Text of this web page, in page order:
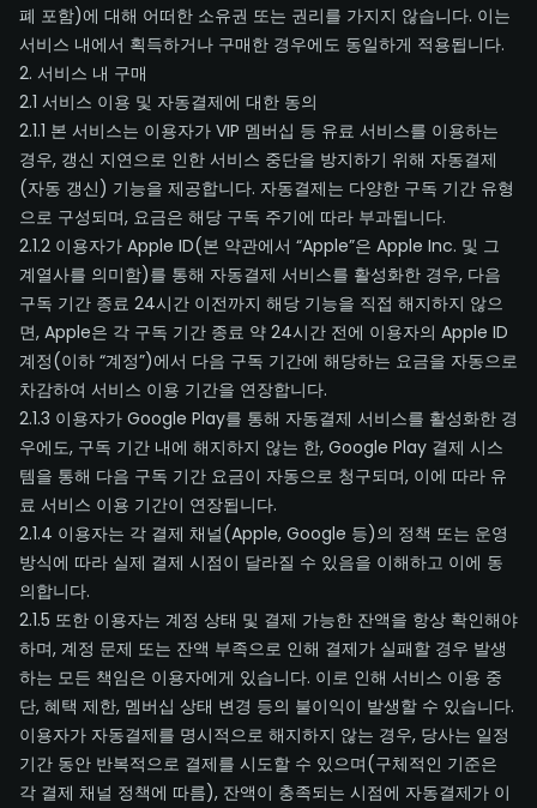
폐 포함)에 대해 어떠한 소유권 또는 권리를 가지지 않습니다. 이는
서비스 내에서 획득하거나 구매한 경우에도 동일하게 적용됩니다.
2. 서비스 내 구매
2.1 서비스 이용 및 자동결제에 대한 동의
2.1.1 본 서비스는 이용자가 VIP 멤버십 등 유료 서비스를 이용하는
경우, 갱신 지연으로 인한 서비스 중단을 방지하기 위해 자동결제
(자동 갱신) 기능을 제공합니다. 자동결제는 다양한 구독 기간 유형
으로 구성되며, 요금은 해당 구독 주기에 따라 부과됩니다.
2.1.2 이용자가 Apple ID(본 약관에서 “Apple”은 Apple Inc. 및 그
계열사를 의미함)를 통해 자동결제 서비스를 활성화한 경우, 다음
구독 기간 종료 24시간 이전까지 해당 기능을 직접 해지하지 않으
면, Apple은 각 구독 기간 종료 약 24시간 전에 이용자의 Apple ID
계정(이하 “계정”)에서 다음 구독 기간에 해당하는 요금을 자동으로
차감하여 서비스 이용 기간을 연장합니다.
2.1.3 이용자가 Google Play를 통해 자동결제 서비스를 활성화한 경
우에도, 구독 기간 내에 해지하지 않는 한, Google Play 결제 시스
템을 통해 다음 구독 기간 요금이 자동으로 청구되며, 이에 따라 유
료 서비스 이용 기간이 연장됩니다.
2.1.4 이용자는 각 결제 채널(Apple, Google 등)의 정책 또는 운영
방식에 따라 실제 결제 시점이 달라질 수 있음을 이해하고 이에 동
의합니다.
2.1.5 또한 이용자는 계정 상태 및 결제 가능한 잔액을 항상 확인해야
하며, 계정 문제 또는 잔액 부족으로 인해 결제가 실패할 경우 발생
하는 모든 책임은 이용자에게 있습니다. 이로 인해 서비스 이용 중
단, 혜택 제한, 멤버십 상태 변경 등의 불이익이 발생할 수 있습니다.
이용자가 자동결제를 명시적으로 해지하지 않는 경우, 당사는 일정
기간 동안 반복적으로 결제를 시도할 수 있으며(구체적인 기준은
각 결제 채널 정책에 따름), 잔액이 충족되는 시점에 자동결제가 이